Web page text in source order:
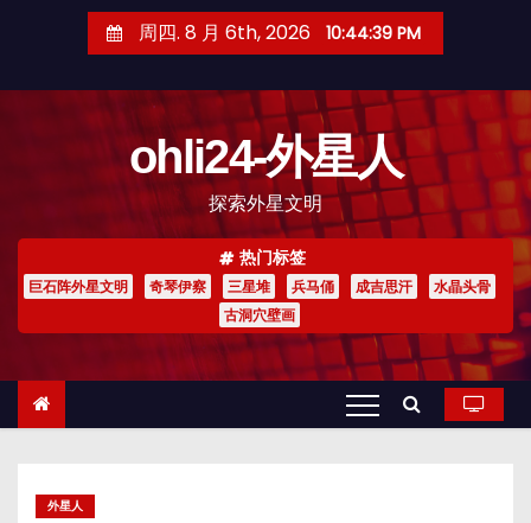
周四. 8 月 6th, 2026 10:44:41 PM
ohli24-外星人
探索外星文明
热门标签
巨石阵外星文明 奇琴伊察 三星堆 兵马俑 成吉思汗
水晶头骨
古洞穴壁画
外星人